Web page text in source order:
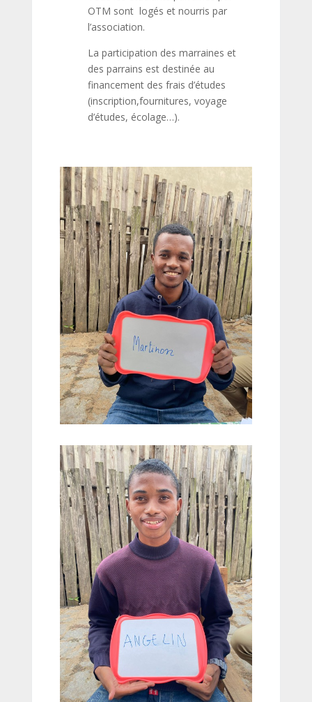
OTM sont logés et nourris par
l’association.
La participation des marraines et
des parrains est destinée au
financement des frais d’études
(inscription,fournitures, voyage
d’études, écolage…).